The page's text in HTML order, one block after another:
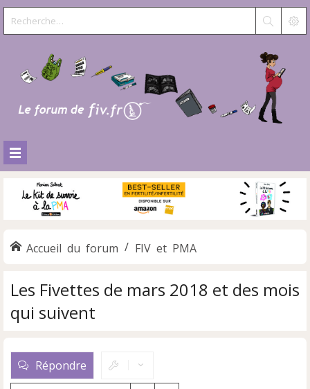
Accueil du forum FIV et PMA
Les Fivettes de mars 2018 et des mois
qui suivent
Répondre